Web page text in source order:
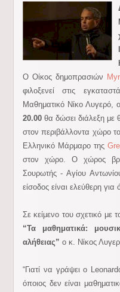
Ο Οίκος δημοπρασιών
φιλοξενεί στις
Μαθηματικό Νίκο Λυγερό,
20.00θα δώσει διάλεξη με
στον περιβάλλοντα χώρο
Ελληνικό Μάρμαρο της
στον χώρο. O χώρος
Σουρωτής - Αγίου
είσοδος είναι ελεύθερη για
Σε κείμενο του σχετικό με
“Τα μαθηματικά:
αλήθειας” ο κ. Νίκος
“Γιατί να γράψει ο
όποιος δεν είναι